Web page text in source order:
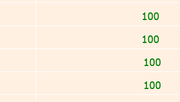
100
100
100
100